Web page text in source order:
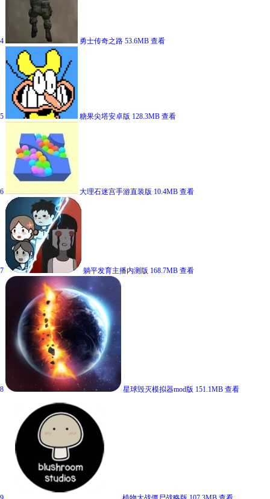
4 勇士传奇之路 53.6MB 查看
5 糖果尖塔安卓版 128.3MB 查看
6 大理石迷宫手游直装版 10.4MB 查看
7 躺平发育主播内测版 168.7MB 查看
8 星球毁灭模拟器mod版 151.1MB 查看